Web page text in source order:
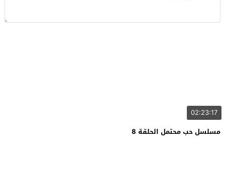
02:23:17
مسلسل حب محتمل الحلقة 8